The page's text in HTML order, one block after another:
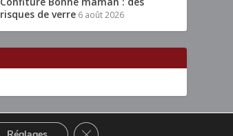
risques de verre 6 août 2026
CLOSE GDPR COOKIE BANNER